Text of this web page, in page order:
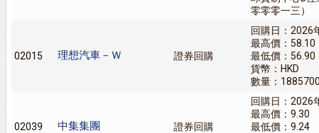
零零零一三）
02015 理想汽車－Ｗ 證券回購
回購日：2026
最高價：58.10
最低價：56.90
貨幣：HKD
數量：
02039 中集集團 證券回購
回購日：2026
最高價：9.30
最低價：9.24